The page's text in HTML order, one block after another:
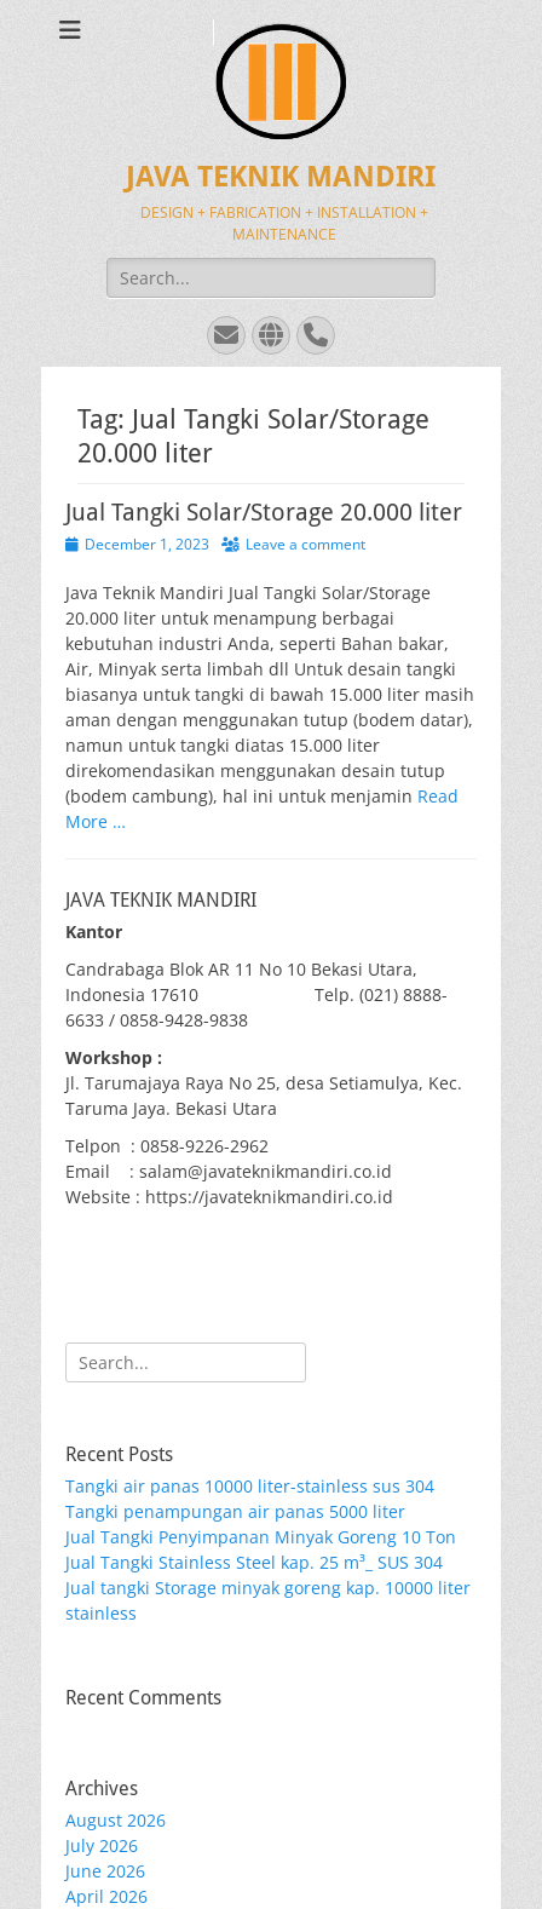
JAVA TEKNIK MANDIRI
DESIGN + FABRICATION + INSTALLATION +
MAINTENANCE
Search
for:
EmailWebsite
Phone
Tag: Jual Tangki Solar/Storage
20.000 liter
Jual Tangki Solar/Storage 20.000 liter
PostedDecember 1, 2023 Leave a comment
Java Teknik Mandiri Jual Tangki Solar/Storage
20.000 liter untuk menampung berbagai
kebutuhan industri Anda, seperti Bahan bakar,
Air, Minyak serta limbah dll Untuk desain tangki
biasanya untuk tangki di bawah 15.000 liter masih
aman dengan menggunakan tutup (bodem datar),
namun untuk tangki diatas 15.000 liter
direkomendasikan menggunakan desain tutup
(bodem cambung), hal ini untuk menjamin Read
More …
JAVA TEKNIK MANDIRI
Kantor
Candrabaga Blok AR 11 No 10 Bekasi Utara,
Indonesia 17610 Telp. (021) 8888-
6633 / 0858-9428-9838
Workshop :
Jl. Tarumajaya Raya No 25, desa Setiamulya, Kec.
Taruma Jaya. Bekasi Utara
Telpon : 0858-9226-2962
Email : salam@javateknikmandiri.co.id
Website : https://javateknikmandiri.co.id
Search
for:
Recent Posts
Tangki air panas 10000 liter-stainless sus 304
Tangki penampungan air panas 5000 liter
Jual Tangki Penyimpanan Minyak Goreng 10 Ton
Jual Tangki Stainless Steel kap. 25 m³_ SUS 304
Jual tangki Storage minyak goreng kap. 10000 liter
stainless
Recent Comments
Archives
August 2026
July 2026
June 2026
April 2026